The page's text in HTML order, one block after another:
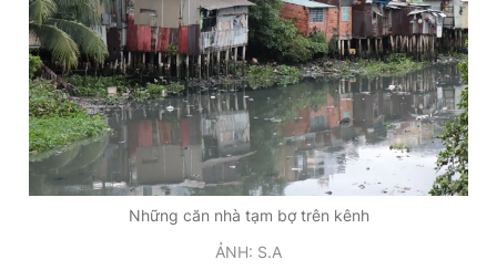
Những căn nhà tạm bợ trên kênh
ẢNH: S.A